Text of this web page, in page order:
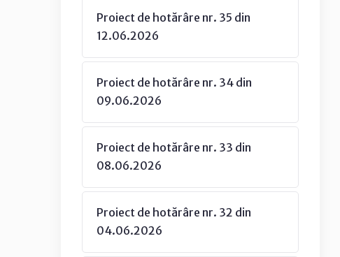
Proiect de hotărâre nr. 35 din
12.06.2026
Proiect de hotărâre nr. 34 din
09.06.2026
Proiect de hotărâre nr. 33 din
08.06.2026
Proiect de hotărâre nr. 32 din
04.06.2026